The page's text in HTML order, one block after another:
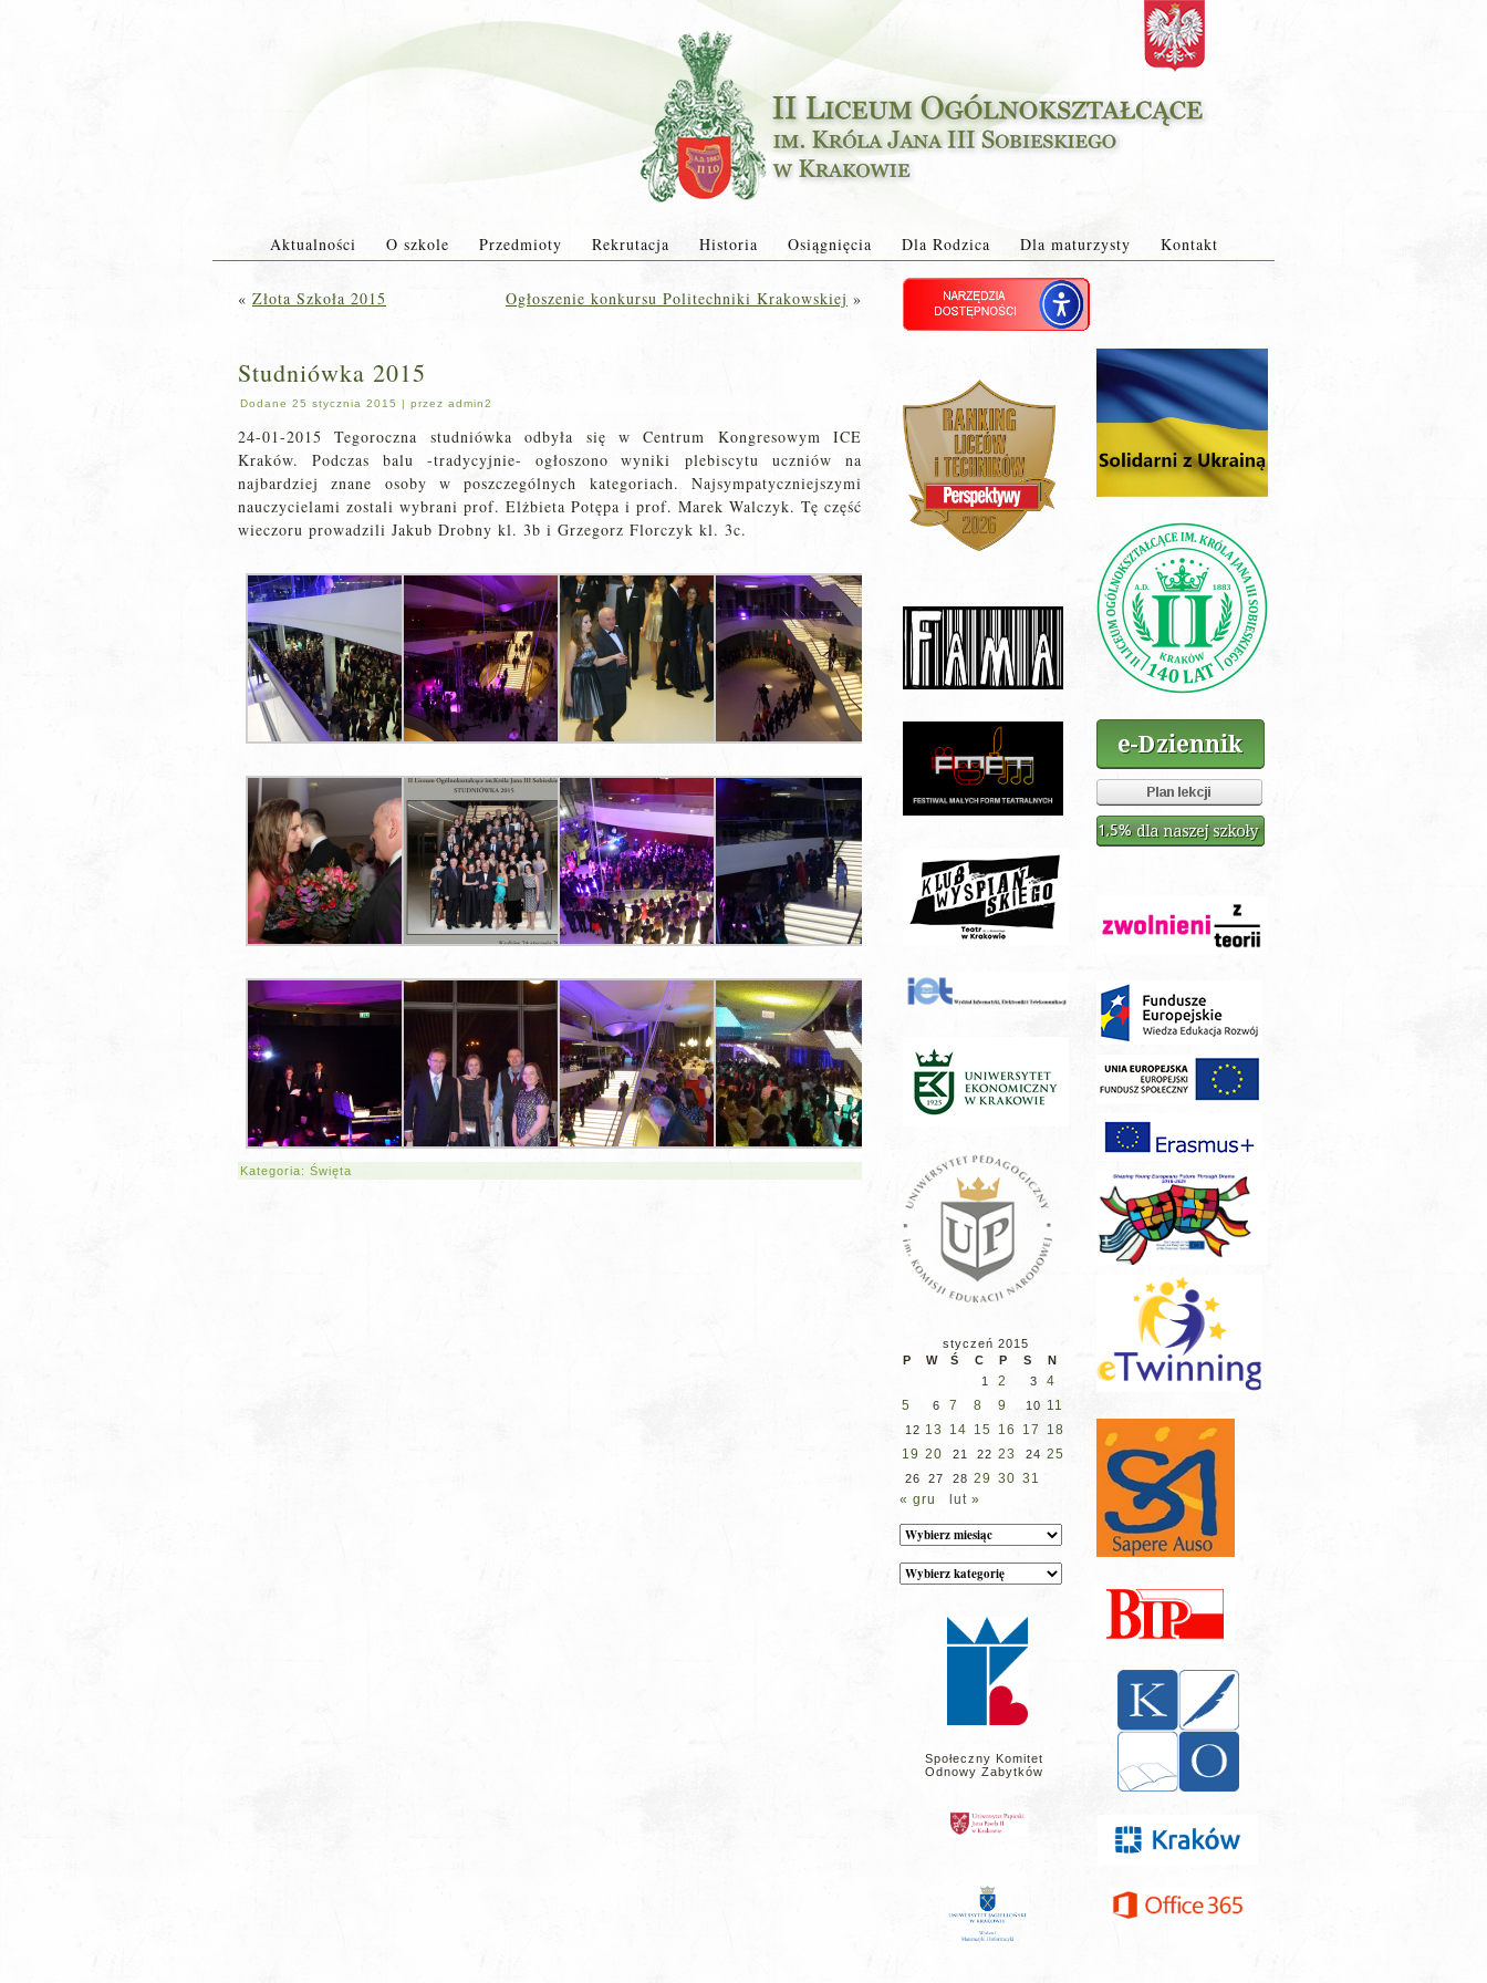
Aktualności O szkole Przedmioty Rekrutacja Historia Osiągnięcia Dla Rodzica Dla maturzysty Kontakt
« Złota Szkoła 2015 Ogłoszenie konkursu Politechniki Krakowskiej »
Studniówka 2015
Dodane 25 stycznia 2015 | przez admin2
24-01-2015 Tegoroczna studniówka odbyła się w Centrum Kongresowym ICE
Kraków. Podczas balu -tradycyjnie- ogłoszono wyniki plebiscytu uczniów na
najbardziej znane osoby w poszczególnych kategoriach. Najsympatyczniejszymi
nauczycielami zostali wybrani prof. Elżbieta Potępa i prof. Marek Walczyk. Tę część
wieczoru prowadzili Jakub Drobny kl. 3b i Grzegorz Florczyk kl. 3c.
Kategoria: Święta
styczeń 2015
P
W Ś C P S
N
1
2 3
4
5
6 7 8 9 10 11
12 13 14 15 16 17
18
19 20 21 22 23 24 25
26 27 28 29 30 31
« gru
lut »
Archiwum
Kategorie
wpisów
Społeczny Komitet
Odnowy Zabytków